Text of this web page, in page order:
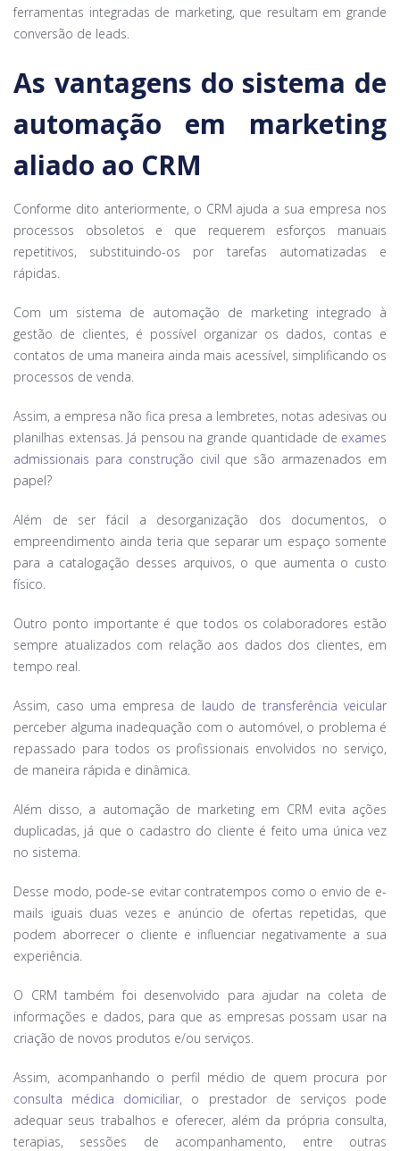
ferramentas integradas de marketing, que resultam em grande
conversão de leads.
As vantagens do sistema de
automação em marketing
aliado ao CRM
Conforme dito anteriormente, o CRM ajuda a sua empresa nos
processos obsoletos e que requerem esforços manuais
repetitivos, substituindo-os por tarefas automatizadas e
rápidas.
Com um sistema de automação de marketing integrado à
gestão de clientes, é possível organizar os dados, contas e
contatos de uma maneira ainda mais acessível, simplificando os
processos de venda.
Assim, a empresa não fica presa a lembretes, notas adesivas ou
planilhas extensas. Já pensou na grande quantidade de exames
admissionais para construção civil que são armazenados em
papel?
Além de ser fácil a desorganização dos documentos, o
empreendimento ainda teria que separar um espaço somente
para a catalogação desses arquivos, o que aumenta o custo
físico.
Outro ponto importante é que todos os colaboradores estão
sempre atualizados com relação aos dados dos clientes, em
tempo real.
Assim, caso uma empresa de laudo de transferência veicular
perceber alguma inadequação com o automóvel, o problema é
repassado para todos os profissionais envolvidos no serviço,
de maneira rápida e dinâmica.
Além disso, a automação de marketing em CRM evita ações
duplicadas, já que o cadastro do cliente é feito uma única vez
no sistema.
Desse modo, pode-se evitar contratempos como o envio de e-
mails iguais duas vezes e anúncio de ofertas repetidas, que
podem aborrecer o cliente e influenciar negativamente a sua
experiência.
O CRM também foi desenvolvido para ajudar na coleta de
informações e dados, para que as empresas possam usar na
criação de novos produtos e/ou serviços.
Assim, acompanhando o perfil médio de quem procura por
consulta médica domiciliar, o prestador de serviços pode
adequar seus trabalhos e oferecer, além da própria consulta,
terapias, sessões de acompanhamento, entre outras